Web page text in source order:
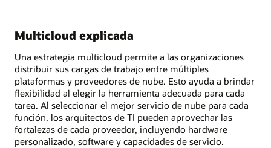
+
Oracle
Database
Centro
de
datos
privado
+
Oracle
Database
Multicloud explicada
Una estrategia multicloud permite a las organizaciones
distribuir sus cargas de trabajo entre múltiples
plataformas y proveedores de nube. Esto ayuda a brindar
flexibilidad al elegir la herramienta adecuada para cada
tarea. Al seleccionar el mejor servicio de nube para cada
función, los arquitectos de TI pueden aprovechar las
fortalezas de cada proveedor, incluyendo hardware
personalizado, software y capacidades de servicio.